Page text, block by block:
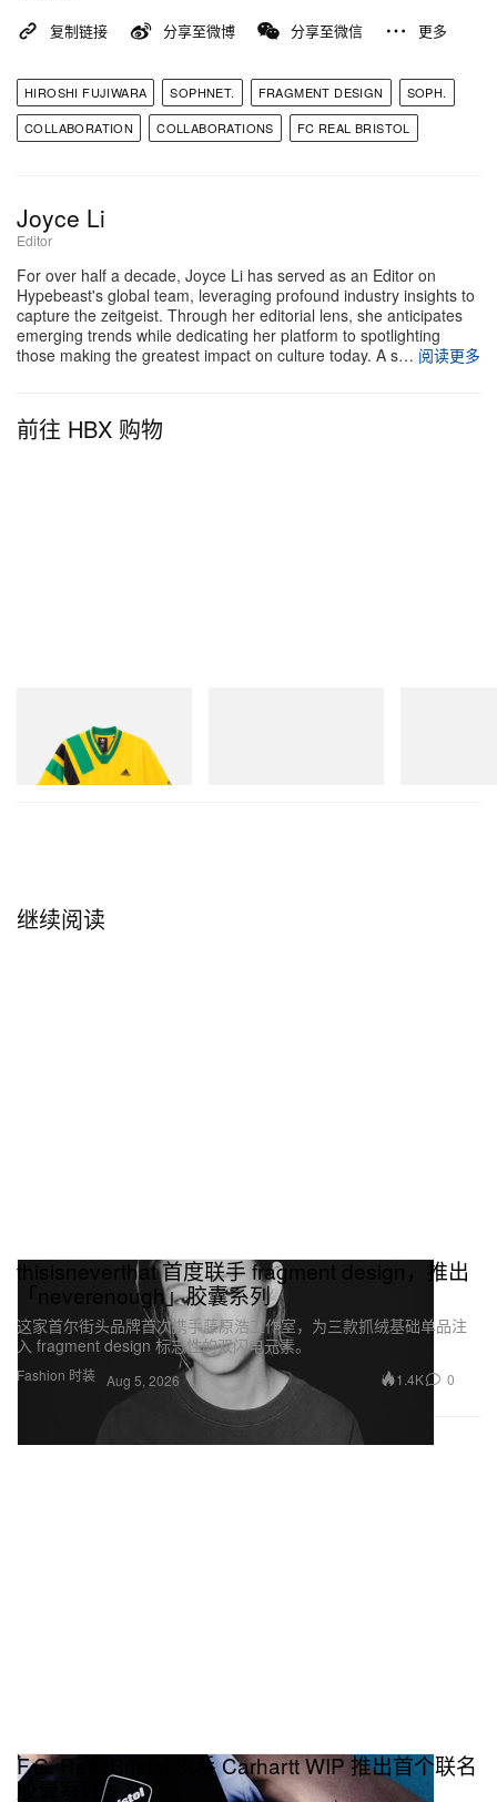
design 无可撼动的文化号号召力融合，这一胶囊系列
对正当红的 「football-core」爱好者来说堪称一记制
这一 Japan Blue 系列都证明了足球与街头风格是天
作之合。系列将于 5 月 15 日日本时间中午 12 点起
场。
复制链接 分享至微博 分享至微信 更多
HIROSHI FUJIWARA SOPHNET. FRAGMENT DESIGN
SOPH.
COLLABORATION
COLLABORATIONS FC REAL BRISTOL
Joyce Li
Editor
For over half a decade, Joyce Li has served as an Editor on
Hypebeast's global team, leveraging profound industry insights to
capture the zeitgeist. Through her editorial lens, she anticipates
emerging trends while dedicating her platform to spotlighting
those making the greatest impact on culture today. A s… 阅读更多
前往 HBX 购物
Adidas Originals X Brain
Dead Disney Football Jersey
立刻购入
继续阅读
Fashion 时装
thisisneverthat 首度联手 fragment design，推出
「neverenough」胶囊系列
这家首尔街头品牌首次携手藤原浩工作室，为三款抓绒基础单品注
入 fragment design 标志性的双闪电元素。
Aug 5, 2026 1.4K 0
F.C. Real Bristol 携手 Carhartt WIP 推出首个联名
胶囊系列